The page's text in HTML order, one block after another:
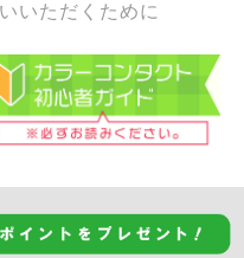
いただくために